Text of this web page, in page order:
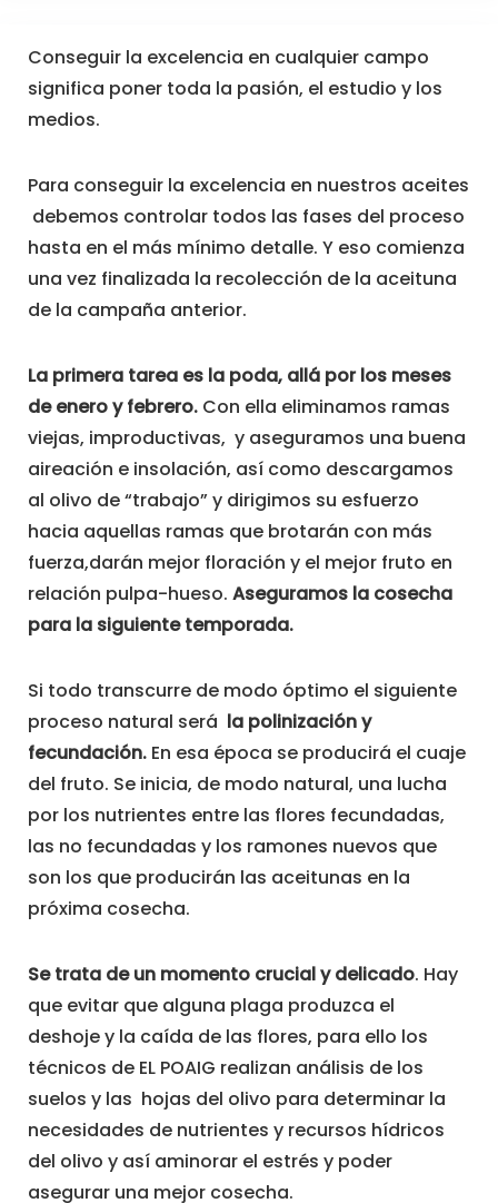
Conseguir la excelencia en cualquier campo
significa poner toda la pasión, el estudio y los
medios.
Para conseguir la excelencia en nuestros aceites
debemos controlar todos las fases del proceso
hasta en el más mínimo detalle. Y eso comienza
una vez finalizada la recolección de la aceituna
de la campaña anterior.
La primera tarea es la poda, allá por los meses
de enero y febrero.Con ella eliminamos ramas
viejas, improductivas, y aseguramos una buena
aireación e insolación, así como descargamos
al olivo de “trabajo” y dirigimos su esfuerzo
hacia aquellas ramas que brotarán con más
fuerza,darán mejor floración y el mejor fruto en
relación pulpa-hueso. Aseguramos la cosecha
para la siguiente temporada.
Si todo transcurre de modo óptimo el siguiente
proceso natural será la polinización y
fecundación.En esa época se producirá el cuaje
del fruto. Se inicia, de modo natural, una lucha
por los nutrientes entre las flores fecundadas,
las no fecundadas y los ramones nuevos que
son los que producirán las aceitunas en la
próxima cosecha.
Se trata de un momento crucial y delicado. Hay
que evitar que alguna plaga produzca el
deshoje y la caída de las flores, para ello los
técnicos de EL POAIG realizan análisis de los
suelos y las hojas del olivo para determinar la
necesidades de nutrientes y recursos hídricos
del olivo y así aminorar el estrés y poder
asegurar una mejor cosecha.